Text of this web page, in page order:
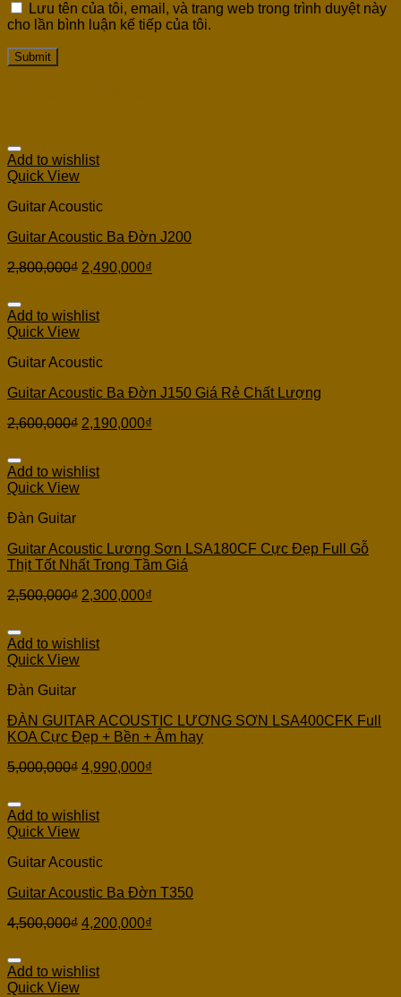
Lưu tên của tôi, email, và trang web trong trình duyệt này
cho lần bình luận kế tiếp của tôi.
Add to wishlist
Quick View
Guitar Acoustic
Guitar Acoustic Ba Đờn J200
2,800,000₫ 2,490,000₫
Add to wishlist
Quick View
Guitar Acoustic
Guitar Acoustic Ba Đờn J150 Giá Rẻ Chất Lượng
2,600,000₫ 2,190,000₫
Add to wishlist
Quick View
Đàn Guitar
Guitar Acoustic Lương Sơn LSA180CF Cực Đẹp Full Gỗ
Thịt Tốt Nhất Trong Tầm Giá
2,500,000₫ 2,300,000₫
Add to wishlist
Quick View
Đàn Guitar
ĐÀN GUITAR ACOUSTIC LƯƠNG SƠN LSA400CFK Full
KOA Cực Đẹp + Bền + Âm hay
5,000,000₫ 4,990,000₫
Add to wishlist
Quick View
Guitar Acoustic
Guitar Acoustic Ba Đờn T350
4,500,000₫ 4,200,000₫
Add to wishlist
Quick View